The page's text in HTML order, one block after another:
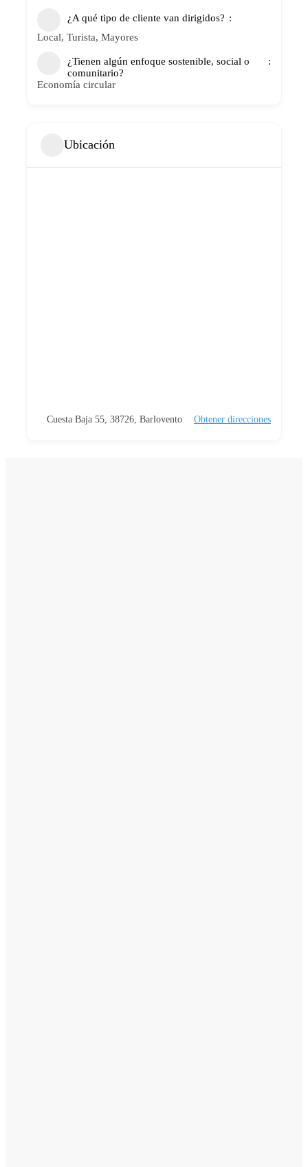
¿A qué tipo de cliente van dirigidos?
Local, Turista, Mayores
¿Tienen algún enfoque sostenible, social o
comunitario?
Economía circular
Ubicación
Cuesta Baja 55, 38726, Barlovento Obtener direcciones